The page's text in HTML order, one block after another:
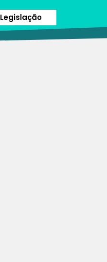
Legislação